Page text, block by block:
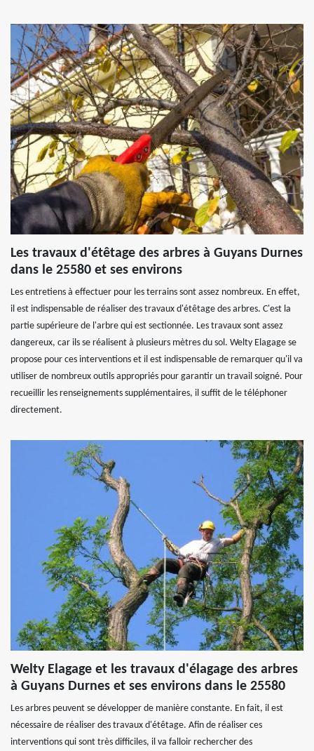
Les travaux d'étêtage des arbres à Guyans Durnes
dans le 25580 et ses environs
Les entretiens à effectuer pour les terrains sont assez nombreux. En effet,
il est indispensable de réaliser des travaux d'étêtage des arbres. C'est la
partie supérieure de l'arbre qui est sectionnée. Les travaux sont assez
dangereux, car ils se réalisent à plusieurs mètres du sol. Welty Elagage se
propose pour ces interventions et il est indispensable de remarquer qu'il va
utiliser de nombreux outils appropriés pour garantir un travail soigné. Pour
recueillir les renseignements supplémentaires, il suffit de le téléphoner
directement.
Welty Elagage et les travaux d'élagage des arbres
à Guyans Durnes et ses environs dans le 25580
Les arbres peuvent se développer de manière constante. En fait, il est
nécessaire de réaliser des travaux d'étêtage. Afin de réaliser ces
interventions qui sont très difficiles, il va falloir rechercher des